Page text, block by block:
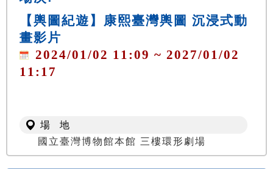
【輿圖紀遊】康熙臺灣輿圖 沉浸式動
畫影片
2024/01/02 11:09 ~ 2027/01/02
11:17
場 地
國立臺灣博物館本館 三樓環形劇場